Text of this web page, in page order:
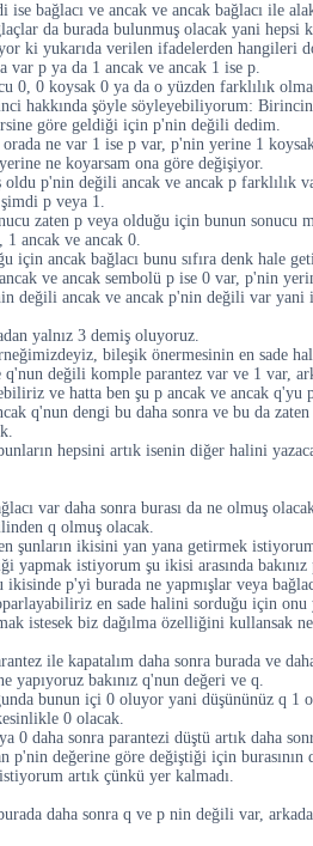
bağlacı ve ancak ve ancak bağlacı ile
da burada bulunmuş olacak yani hepsi
ki yukarıda verilen ifadelerden hangileri
var p ya da 1 ancak ve ancak 1 ise p.
0, 0 koysak 0 ya da o yüzden farklılık
hakkında şöyle söyleyebiliyorum:
göre geldiği için p'nin değili dedim.
orada ne var 1 ise p var, p'nin yerine 1
ne koyarsam ona göre değişiyor.
oldu p'nin değili ancak ve ancak p farklılık
p veya 1.
zaten p veya olduğu için bunun sonucu
ancak ve ancak 0.
için ancak bağlacı bunu sıfıra denk hale
ve ancak sembolü p ise 0 var, p'nin
değili ancak ve ancak p'nin değili var yani
yalnız 3 demiş oluyoruz.
bileşik önermesinin en sade
q'nun değili komple parantez var ve 1 var,
ve hatta ben şu p ancak ve ancak
q'nun dengi bu daha sonra ve bu da
hepsini artık isenin diğer halini
var daha sonra burası da ne olmuş
q olmuş olacak.
şunların ikisini yan yana getirmek
yapmak istiyorum şu ikisi arasında
ikisinde p'yi burada ne yapmışlar veya
en sade halini sorduğu için
istesek biz dağılma özelliğini kullansak
ile kapatalım daha sonra burada ve
yapıyoruz bakınız q'nun değeri ve q.
bunun içi 0 oluyor yani düşününüz q 1
0 olacak.
0 daha sonra parantezi düştü artık daha
p'nin değerine göre değiştiği için burasının
artık çünkü yer kalmadı.
daha sonra q ve p nin değili var,